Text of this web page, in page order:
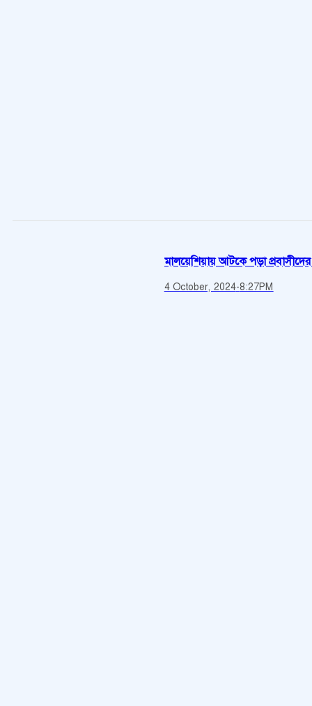
মালয়েশিয়ায় আটকে পড়া প্রবাসীদের
4 October, 2024-8:27PM